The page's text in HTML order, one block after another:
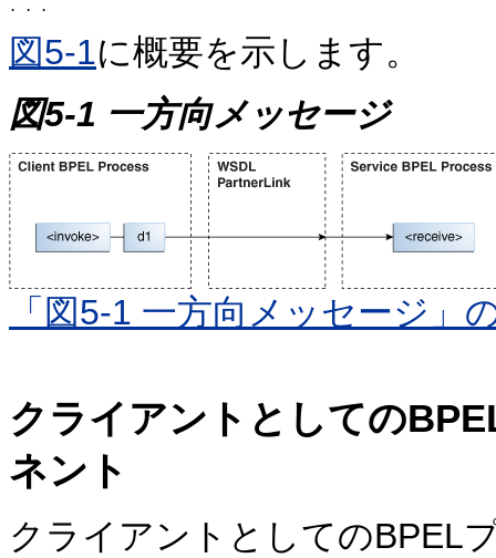
図5-1に概要を示します。
図5-1 一方向メッセージ
「図5-1 一方向メッセージ」
クライアントとしての
ネント
クライアントとしてのBPEL